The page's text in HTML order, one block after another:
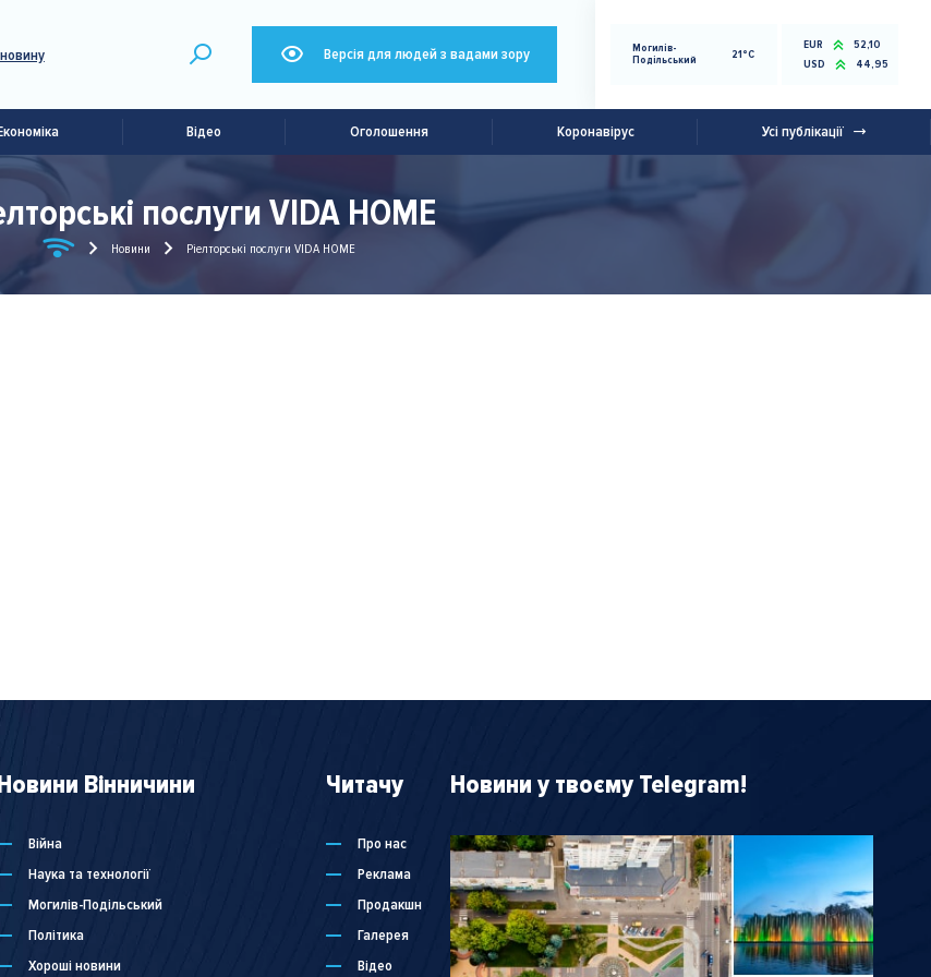
Версія для людей з вадами зору
Могилів-
Подільський
21°C
EUR
52,10
USD
44,95
Відео Оголошення Коронавірус Усі публікації
послуги VIDA HOME
Новини Ріелторські послуги VIDA HOME
Вінничини
Війна
Наука та технології
Могилів-Подільський
Політика
Хороші новини
Читачу
Про нас
Реклама
Продакшн
Галерея
Відео
Новини у твоєму Telegram!